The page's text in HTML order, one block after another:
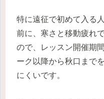
特に遠征で初めて入る
前に、寒さと移動疲れ
ので、レッスン開催期
ーク以降から秋口まで
にくいです。